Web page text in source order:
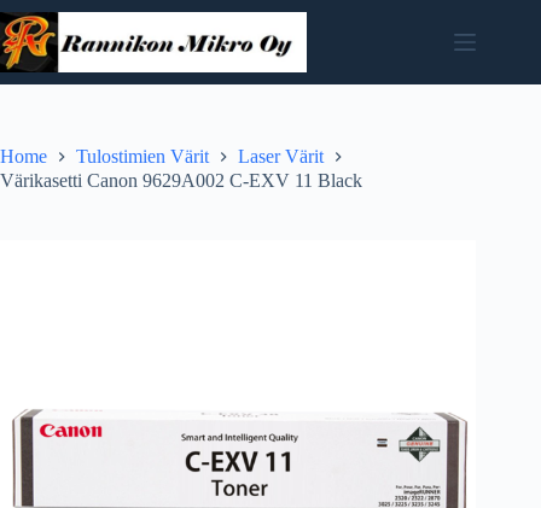
Skip
to
content
Home Tulostimien Värit
Laser Värit
Värikasetti Canon 9629A002 C-EXV 11 Black